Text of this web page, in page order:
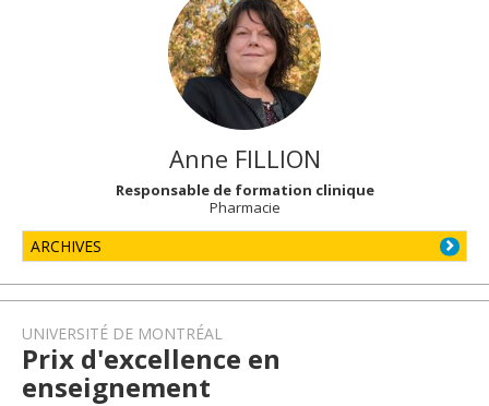
Anne FILLION
Responsable de formation clinique
Pharmacie
ARCHIVES
UNIVERSITÉ DE MONTRÉAL
Prix d'excellence en
enseignement